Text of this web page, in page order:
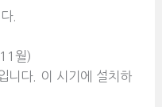
.
월)
니다. 이 시기에 설치하